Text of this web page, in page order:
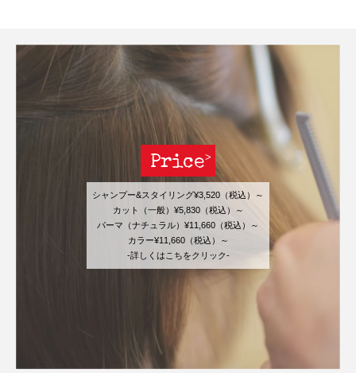
Price
シャンプー&スタイリング¥3,520（税込）～
カット（一般）¥5,830（税込）～
パーマ（ナチュラル）¥11,660（税込）～
カラー¥11,660（税込）～
-詳しくはこちをクリック-